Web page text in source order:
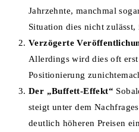
Jahrzehnte, manchmal
Situation dies nicht
Verzögerte
Allerdings wird dies oft
Positionierung
Der „Buffett-Effekt“
steigt unter dem
deutlich höheren Preisen